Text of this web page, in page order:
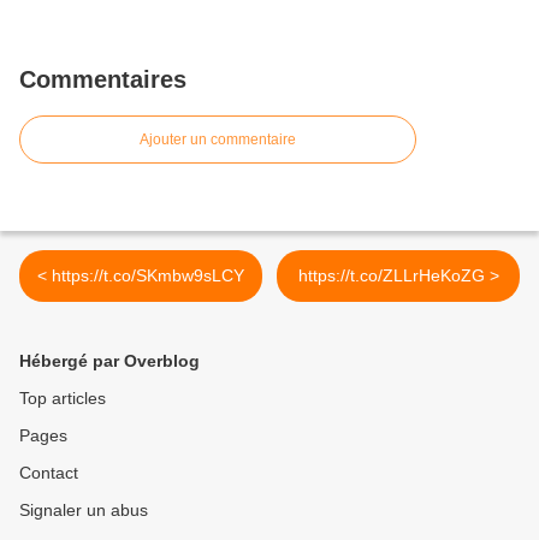
Commentaires
Ajouter un commentaire
< https://t.co/SKmbw9sLCY https://t.co/ZLLrHeKoZG >
Hébergé par Overblog
Top articles
Pages
Contact
Signaler un abus